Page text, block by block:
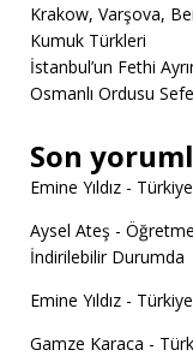
Krakow, Varşova,
Kumuk Türkleri
İstanbul’un Fethi
Osmanlı Ordusu
Son
Emine Yıldız- Türkiye
Aysel Ateş -
İndirilebilir Durumda
Emine Yıldız- Türkiye
Gamze Karaca -